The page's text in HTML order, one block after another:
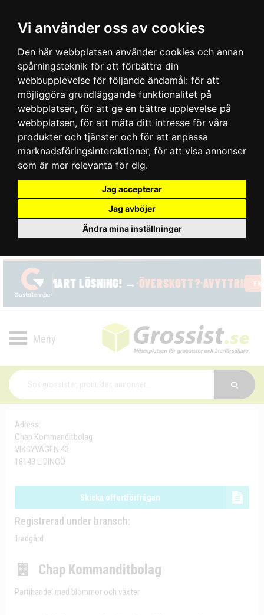
Vi använder oss av cookies
Den här webbplatsen använder cookies och annan
spårningsteknik för att förbättra din
webbupplevelse för följande ändamål: för att
möjliggöra grundläggande funktionalitet på
webbplatsen, för att ge en bättre upplevelse på
webbplatsen, för att mäta ditt intresse för våra
produkter och tjänster och för att anpassa
marknadsföringsinteraktioner, för att visa annonser
som är mer relevanta för dig.
Jag accepterar
Jag avböjer
Ändra mina inställningar
Toggle
Adress:
Chap Kommanditbolag
VIKBYVÄGEN 43
18143 LIDINGÖ
Skicka offertförfrågan
Registrerad under bransch:
Trädgård
Chap Kommanditbolag
Partihandel med blommor och växter